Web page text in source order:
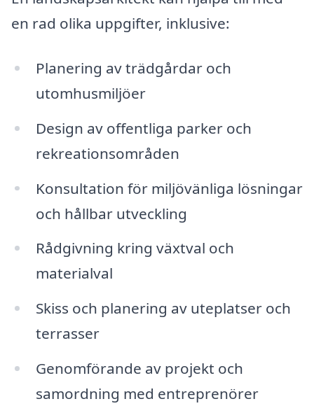
en rad olika uppgifter, inklusive:
Planering av trädgårdar och
utomhusmiljöer
Design av offentliga parker och
rekreationsområden
Konsultation för miljövänliga lösningar
och hållbar utveckling
Rådgivning kring växtval och
materialval
Skiss och planering av uteplatser och
terrasser
Genomförande av projekt och
samordning med entreprenörer